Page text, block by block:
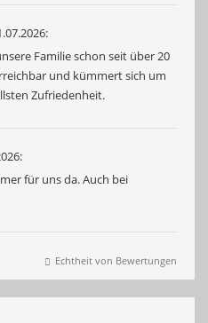
Familie schon seit über 20
und kümmert sich um
Zufriedenheit.
für uns da. Auch bei
Echtheit von Bewertungen